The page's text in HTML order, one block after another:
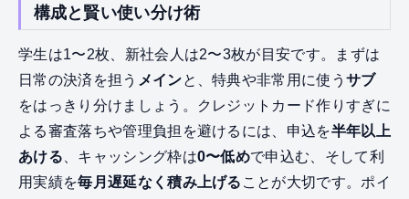
構成と賢い使い分け術
学生は1〜2枚、新社会人は2〜3枚が目安です。まずは
日常の決済を担う メインと、特典や非常用に使うサブ
をはっきり分けましょう。クレジットカード作りすぎに
よる審査落ちや管理負担を避けるには、申込を半年以上
あける 、キャッシング枠は0〜低めで申込む、そして利
用実績を毎月遅延なく積み上げる ことが大切です。ポイ